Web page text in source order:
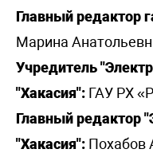
Главный редактор
Марина
Учредитель
"Хакасия": ГАУ РХ
Главный редактор
"Хакасия": Похабов